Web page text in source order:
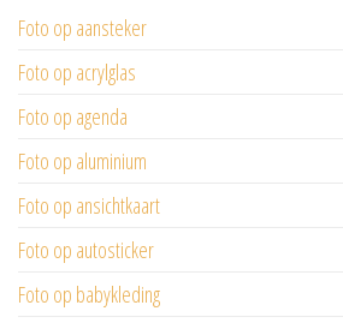
Foto op aansteker
Foto op acrylglas
Foto op agenda
Foto op aluminium
Foto op ansichtkaart
Foto op autosticker
Foto op babykleding